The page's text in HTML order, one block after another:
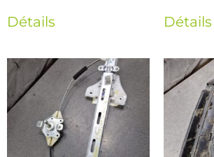
Détails Détails